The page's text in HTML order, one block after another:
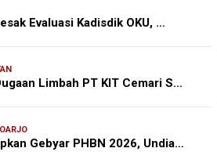
Evaluasi Kadisdik OKU, …
Limbah PT KIT Cemari S…
Gebyar PHBN 2026, Undia…